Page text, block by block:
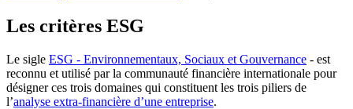
Les critères ESG
Le sigle ESG - Environnementaux, Sociaux et Gouvernance - est
reconnu et utilisé par la communauté financière internationale pour
désigner ces trois domaines qui constituent les trois piliers de
l’analyse extra-financière d’une entreprise.